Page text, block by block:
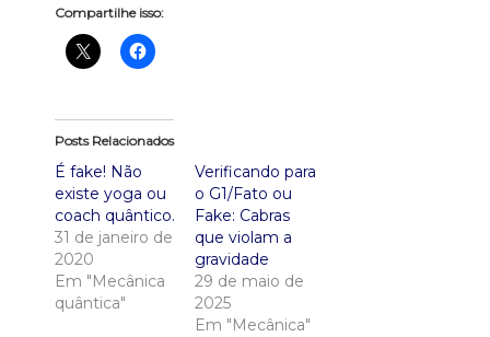
Compartilhe isso:
Posts Relacionados
É fake! Não
existe yoga ou
coach quântico.
31 de janeiro de
2020
Em "Mecânica
quântica"
Verificando para
o G1/Fato ou
Fake: Cabras
que violam a
gravidade
29 de maio de
2025
Em "Mecânica"